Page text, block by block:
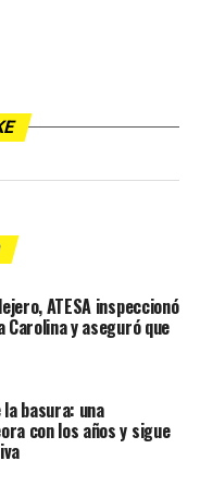
ATESA inspeccionó
y aseguró que
basura: una
con los años y sigue